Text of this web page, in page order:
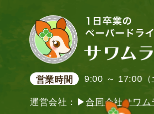
営業時間 9:00 ～ 17:00（
運営会社：▶合同会社サワム